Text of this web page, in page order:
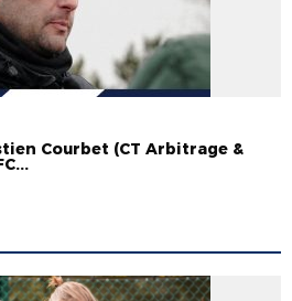
Courbet (CT Arbitrage &